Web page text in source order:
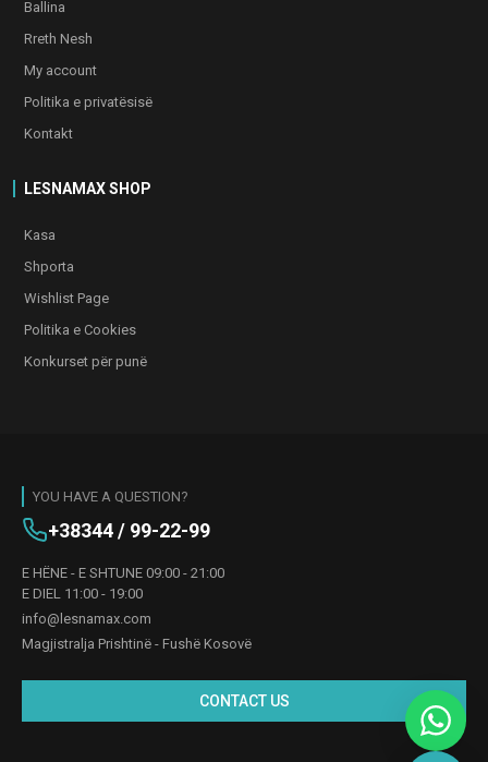
Ballina
Rreth Nesh
My account
Politika e privatësisë
Kontakt
LESNAMAX SHOP
Kasa
Shporta
Wishlist Page
Politika e Cookies
Konkurset për punë
YOU HAVE A QUESTION?
+38344 / 99-22-99
E HËNE - E SHTUNE 09:00 - 21:00
E DIEL 11:00 - 19:00
info@lesnamax.com
Magjistralja Prishtinë - Fushë Kosovë
CONTACT US